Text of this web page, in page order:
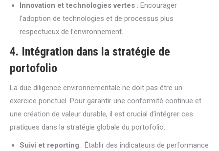
Innovation et technologies vertes : Encourager
l’adoption de technologies et de processus plus
respectueux de l’environnement.
4. Intégration dans la stratégie de
portofolio
La due diligence environnementale ne doit pas être un
exercice ponctuel. Pour garantir une conformité continue et
une création de valeur durable, il est crucial d’intégrer ces
pratiques dans la stratégie globale du portofolio.
Suivi et reporting : Établir des indicateurs de performance